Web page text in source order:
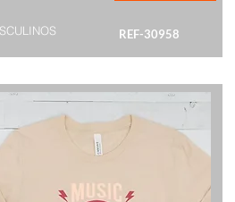
REF-30958